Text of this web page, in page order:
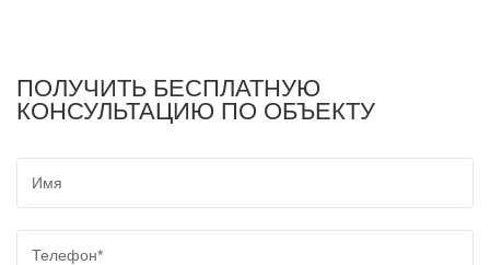
ПОЛУЧИТЬ БЕСПЛАТНУЮ
КОНСУЛЬТАЦИЮ ПО ОБЪЕКТУ